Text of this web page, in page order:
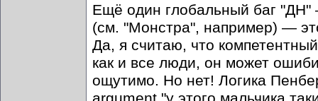
Ещё один глобальный баг "ДН"
(см. "Монстра", например) —
Да, я считаю, что
как и все люди, он может
ощутимо. Но нет! Логика